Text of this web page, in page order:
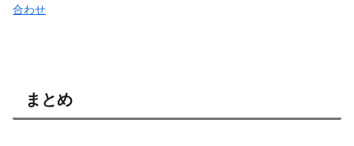
合わせ
まとめ